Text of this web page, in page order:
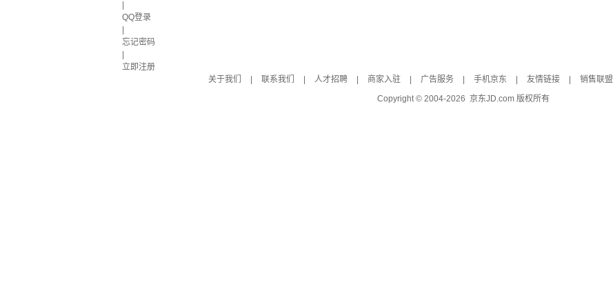
QQ登录
忘记密码
立即注册
关于我们
联系我们 人才招聘 商家入驻 广告服务 手机京东 友情链接 销售联盟
Copyright © 2004-2026 京东JD.com 版权所有